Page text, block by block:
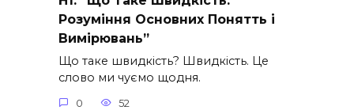
Розуміння Основних Понятть і
Вимірювань”
Що таке швидкість? Швидкість. Це
слово ми чуємо щодня.
0 52